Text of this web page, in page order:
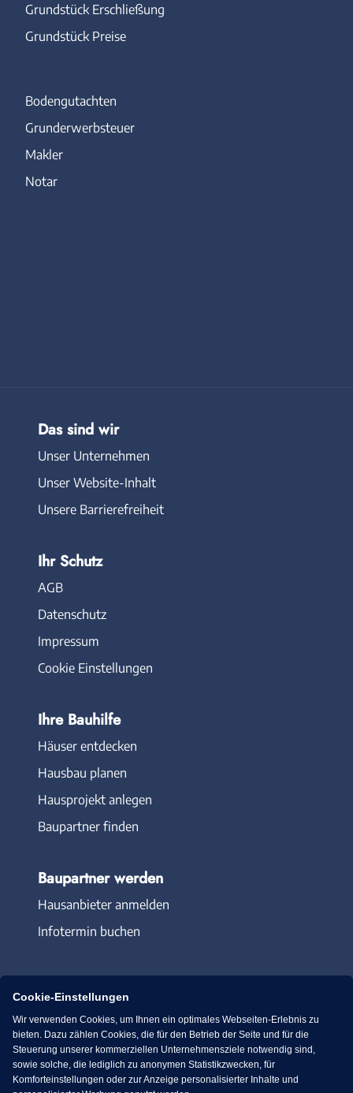
Grundstück Erschließung
Grundstück Preise
Bodengutachten
Grunderwerbsteuer
Makler
Notar
Das sind wir
Unser Unternehmen
Unser Website-Inhalt
Unsere Barrierefreiheit
Ihr Schutz
AGB
Datenschutz
Impressum
Cookie Einstellungen
Ihre Bauhilfe
Häuser entdecken
Hausbau planen
Hausprojekt anlegen
Baupartner finden
Baupartner werden
Hausanbieter anmelden
Infotermin buchen
Immowelt.de Bauen.de
Massivhaus.de Bungalow.de
Cookie-Einstellungen
Wir verwenden Cookies, um Ihnen ein optimales Webseiten-Erlebnis zu
bieten. Dazu zählen Cookies, die für den Betrieb der Seite und für die
Steuerung unserer kommerziellen Unternehmensziele notwendig sind,
sowie solche, die lediglich zu anonymen Statistikzwecken, für
Komforteinstellungen oder zur Anzeige personalisierter Inhalte und